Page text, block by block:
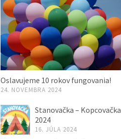
Oslavujeme 10 rokov fungovania!
24. NOVEMBRA 2024
Stanovačka – Kopcovačka
2024
16. JÚLA 2024